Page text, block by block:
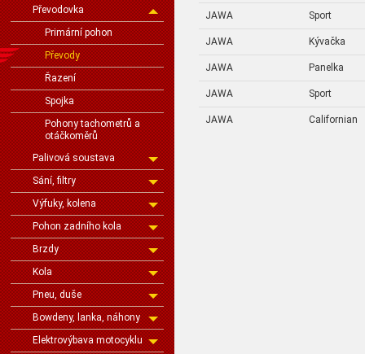
Převodovka
Primární pohon
Převody
Řazení
Spojka
Pohony tachometrů a
otáčkoměrů
Palivová soustava
Sání, filtry
Výfuky, kolena
Pohon zadního kola
Brzdy
Kola
Pneu, duše
Bowdeny, lanka, náhony
Elektrovýbava motocyklu
JAWA Sport
JAWA Kývačka
JAWA Panelka
JAWA Sport
JAWA Californian